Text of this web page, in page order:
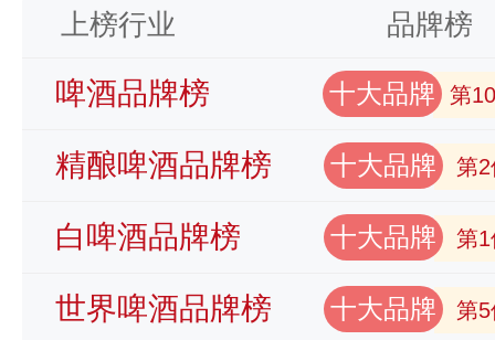
上榜行业 品牌榜
啤酒品牌榜 十大品牌 第
精酿啤酒品牌榜 十大品牌 第2
白啤酒品牌榜 十大品牌 第1
世界啤酒品牌榜 十大品牌 第5